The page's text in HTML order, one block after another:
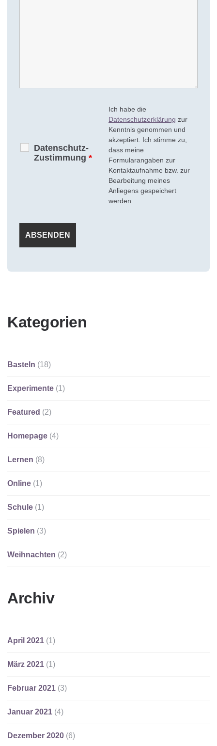
Datenschutz-
Zustimmung *
Ich habe die
Datenschutzerklärung zur
Kenntnis genommen und
akzeptiert. Ich stimme zu,
dass meine
Formularangaben zur
Kontaktaufnahme bzw. zur
Bearbeitung meines
Anliegens gespeichert
werden.
Kategorien
Basteln (18)
Experimente (1)
Featured (2)
Homepage (4)
Lernen (8)
Online (1)
Schule (1)
Spielen (3)
Weihnachten (2)
Archiv
April 2021 (1)
März 2021 (1)
Februar 2021 (3)
Januar 2021 (4)
Dezember 2020 (6)